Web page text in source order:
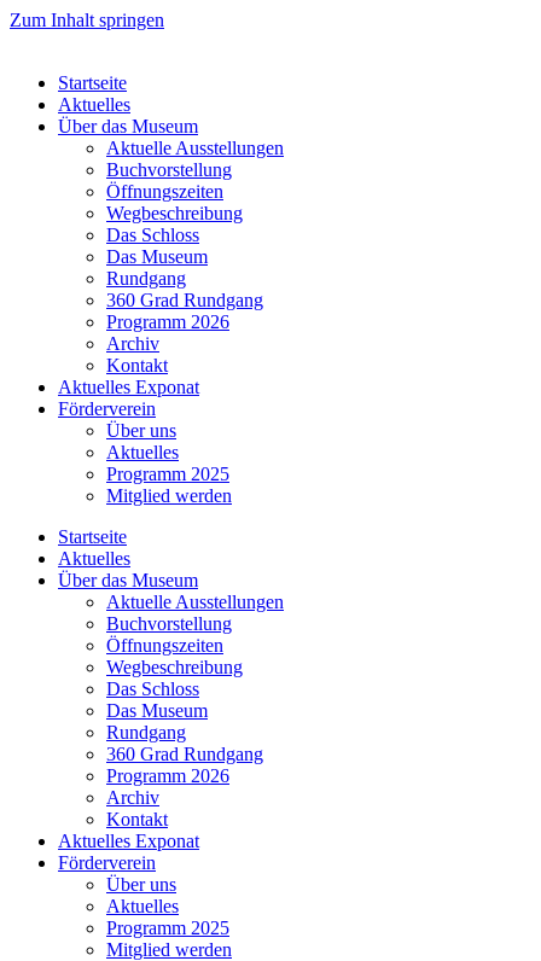
Zum Inhalt springen
Startseite
Aktuelles
Über das Museum
Aktuelle Ausstellungen
Buchvorstellung
Öffnungszeiten
Wegbeschreibung
Das Schloss
Das Museum
Rundgang
360 Grad Rundgang
Programm 2026
Archiv
Kontakt
Aktuelles Exponat
Förderverein
Über uns
Aktuelles
Programm 2025
Mitglied werden
Startseite
Aktuelles
Über das Museum
Aktuelle Ausstellungen
Buchvorstellung
Öffnungszeiten
Wegbeschreibung
Das Schloss
Das Museum
Rundgang
360 Grad Rundgang
Programm 2026
Archiv
Kontakt
Aktuelles Exponat
Förderverein
Über uns
Aktuelles
Programm 2025
Mitglied werden